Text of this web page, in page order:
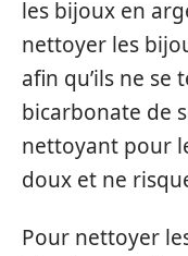
les bijoux en
nettoyer les
afin qu’ils ne se
bicarbonate de
nettoyant pour
doux et ne
Pour nettoyer